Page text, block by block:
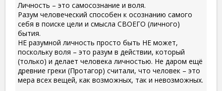
Личность – это самосознание и воля.
Разум человеческий способен к осознанию самого
себя в поиске цели и смысла СВОЕГО (личного)
бытия.
НЕ разумной личность просто быть НЕ может,
поскольку воля – это разум в действии, который
(только) и делает человека личностью. Не даром ещё
древние греки (Протагор) считали, что человек – это
мера всех вещей, как возможных, так и невозможных.